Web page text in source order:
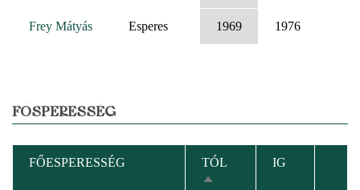
Frey Mátyás Esperes 1969 1976
FŐSPERESSÉG
FŐESPERESSÉG
TÓL
CSÖKKENŐ
IG